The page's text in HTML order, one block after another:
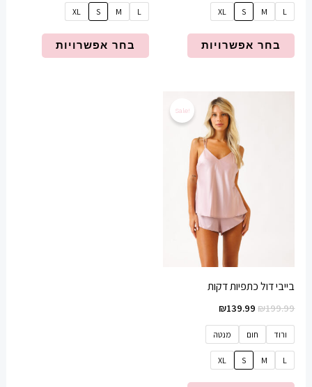
L
M
S
XL
בחר אפשרויות
L
M
S
XL
בחר אפשרויות
Sale!
בייבי דול כתפיות דקות
₪199.99
המקורי
₪199.99.
₪139.99
המחיר
הנוכחי
הוא:
₪139.99.
ורוד חום מנטה
L
M
S
XL
זה
סוגים.
ניתן